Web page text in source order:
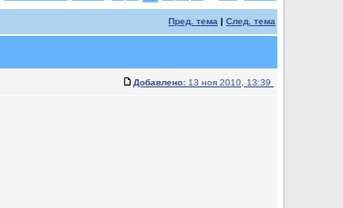
Пред. тема | След. тема
Добавлено: 13 ноя 2010, 13:39